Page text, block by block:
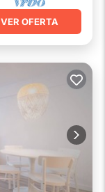
VER OFERTA